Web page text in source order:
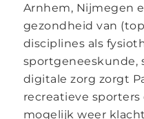
Arnhem, Nijmegen
gezondheid van
disciplines als
sportgeneeskunde,
digitale zorg zorgt
recreatieve
mogelijk weer